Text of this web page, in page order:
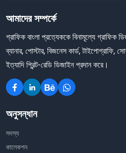
আমাদের সম্পর্কে
গ্রাফিক বাংলা প্রত্যেককে বিনামূল্যে গ্রাফিক
ব্যানার, পোস্টার, বিজনেস কার্ড, টাইপোগ্রাফি,
ইত্যাদি প্রিন্ট-রেডি ডিজাইন প্রদান করে।
অনুসন্ধান
সদস্য
কালেকশন